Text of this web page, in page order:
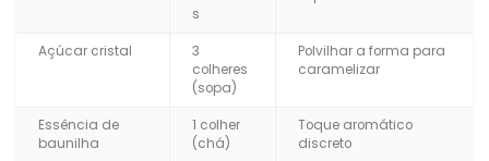
s
Açúcar cristal
3
colheres
(sopa)
Polvilhar a forma para
caramelizar
Essência de
baunilha
1 colher
(chá)
Toque aromático
discreto